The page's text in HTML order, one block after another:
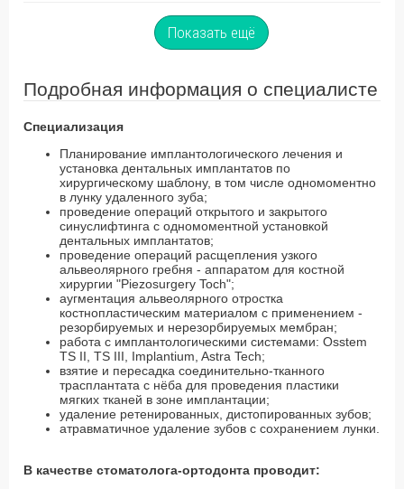
Показать ещё
Подробная информация о специалисте
Специализация
Планирование имплантологического лечения и
установка дентальных имплантатов по
хирургическому шаблону, в том числе одномоментно
в лунку удаленного зуба;
проведение операций открытого и закрытого
синуслифтинга с одномоментной установкой
дентальных имплантатов;
проведение операций расщепления узкого
альвеолярного гребня - аппаратом для костной
хирургии "Piezosurgery Toch";
аугментация альвеолярного отростка
костнопластическим материалом с применением -
резорбируемых и нерезорбируемых мембран;
работа с имплантологическими системами: Osstem
TS II, TS III, Implantium, Astra Tech;
взятие и пересадка соединительно-тканного
трасплантата с нёба для проведения пластики
мягких тканей в зоне имплантации;
удаление ретенированных, дистопированных зубов;
атравматичное удаление зубов с сохранением лунки.
В качестве стоматолога-ортодонта проводит: